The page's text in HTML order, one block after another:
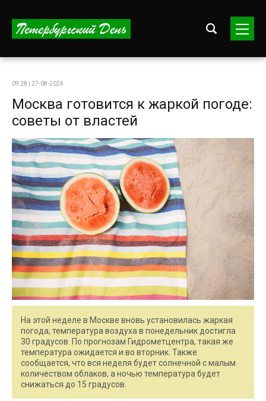
09:28 | 27-08-2024
Москва готовится к жаркой погоде:
советы от властей
На этой неделе в Москве вновь установилась жаркая
погода, температура воздуха в понедельник достигла
30 градусов. По прогнозам Гидрометцентра, такая же
температура ожидается и во вторник. Также
сообщается, что вся неделя будет солнечной с малым
количеством облаков, а ночью температура будет
снижаться до 15 градусов.